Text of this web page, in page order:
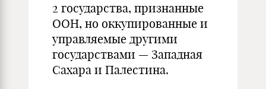
2 государства, признанные
ООН, но оккупированные и
управляемые другими
государствами — Западная
Сахара и Палестина.